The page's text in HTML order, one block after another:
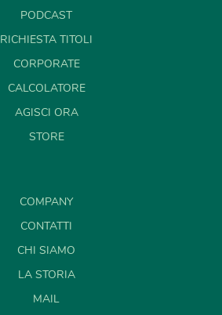
PODCAST
RICHIESTA TITOLI
CORPORATE
CALCOLATORE
AGISCI ORA
STORE
COMPANY
CONTATTI
CHI SIAMO
LA STORIA
MAIL